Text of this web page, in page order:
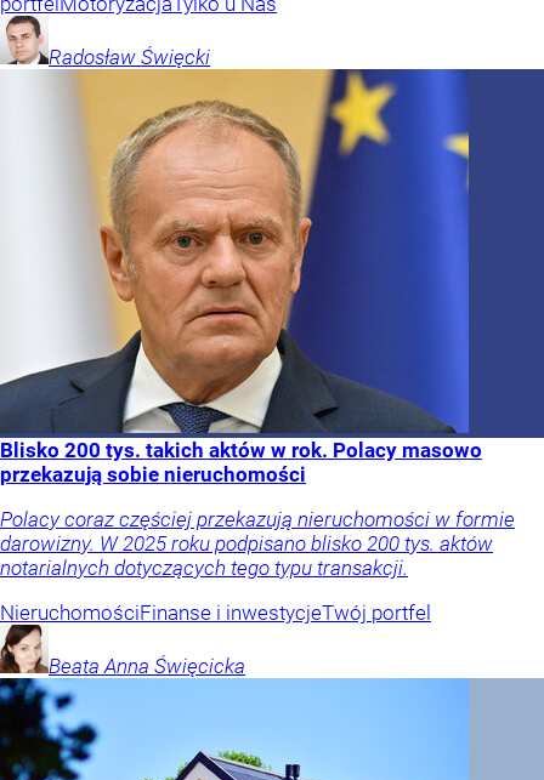
Radosław Święcki
Blisko 200 tys. takich aktów w rok. Polacy masowo
przekazują sobie nieruchomości
Polacy coraz częściej przekazują nieruchomości w formie
darowizny. W 2025 roku podpisano blisko 200 tys. aktów
notarialnych dotyczących tego typu transakcji.
NieruchomościFinanse i inwestycjeTwój portfel
Beata Anna Święcicka